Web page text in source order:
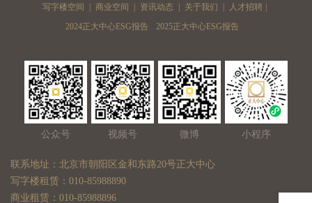
写字楼空间 商业空间 资讯动态 关于我们 人才招聘
2024正大中心ESG报告
2025正大中心ESG报告
公众号 视频号 微博 小程序
联系地址：北京市朝阳区金和东路20号正大中心
写字楼租赁：010-85988890
商业租赁：010-85988896